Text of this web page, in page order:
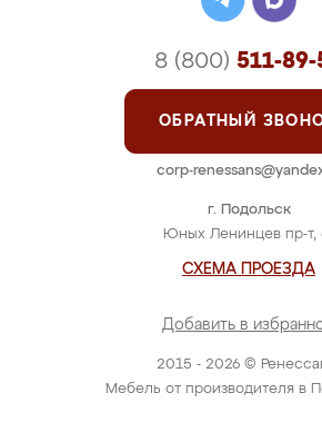
2015 - 2026 ©
Мебель от производителя в
г. Подольск
Юных Ленинцев пр-т,
СХЕМА ПРОЕЗДА
Добавить в
8 (800) 511-89-
ОБРАТНЫЙ
corp-